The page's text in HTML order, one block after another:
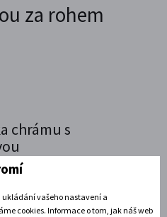
za rohem
chrámu s
sv.Kříže s
vašeho nastavení a
cookies. Informace o tom, jak náš web